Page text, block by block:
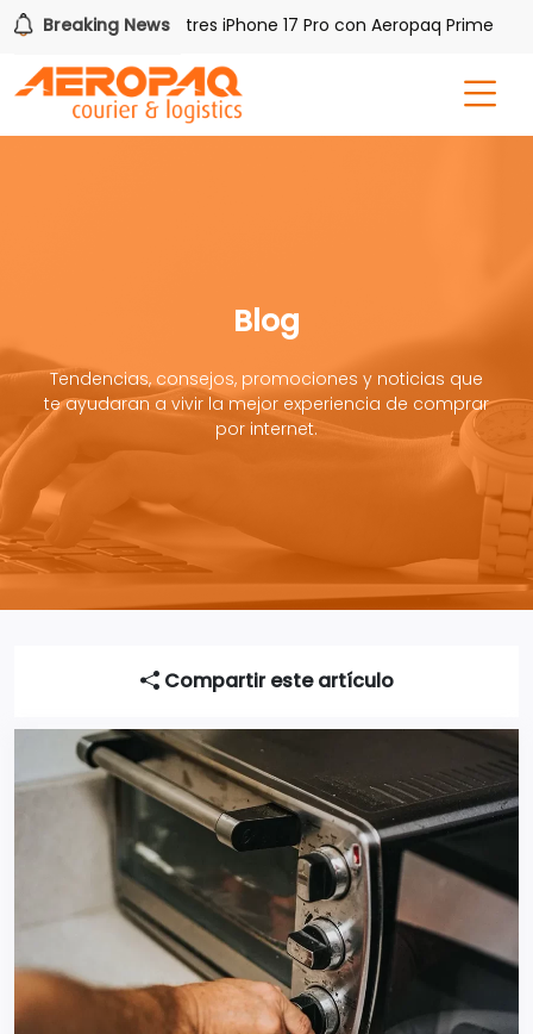
Breaking News
Gana uno de tres iPhone 17 Pro con Aeropaq Prime
Blog
Tendencias, consejos, promociones y noticias que
te ayudaran a vivir la mejor experiencia de comprar
por internet.
Compartir este artículo